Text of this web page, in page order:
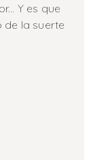
Y es que
de la suerte